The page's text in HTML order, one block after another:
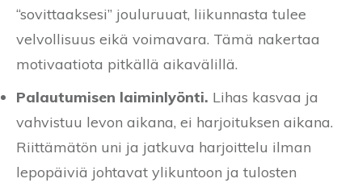
“sovittaaksesi” jouluruuat, liikunnasta tulee
velvollisuus eikä voimavara. Tämä nakertaa
motivaatiota pitkällä aikavälillä.
Palautumisen laiminlyönti. Lihas kasvaa ja
vahvistuu levon aikana, ei harjoituksen aikana.
Riittämätön uni ja jatkuva harjoittelu ilman
lepopäiviä johtavat ylikuntoon ja tulosten